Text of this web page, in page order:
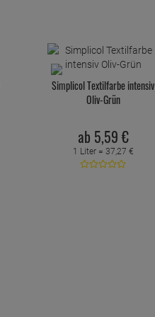
Simplicol Textilfarbe intensiv
Oliv-Grün
ab 5,59 €
1 Liter = 37,27 €